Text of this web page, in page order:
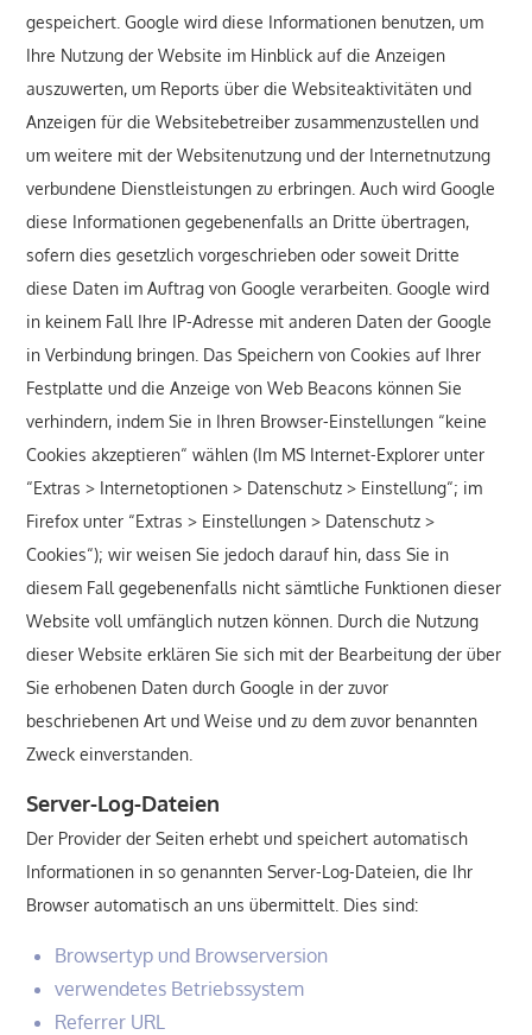
gespeichert. Google wird diese Informationen benutzen, um
Ihre Nutzung der Website im Hinblick auf die Anzeigen
auszuwerten, um Reports über die Websiteaktivitäten und
Anzeigen für die Websitebetreiber zusammenzustellen und
um weitere mit der Websitenutzung und der Internetnutzung
verbundene Dienstleistungen zu erbringen. Auch wird Google
diese Informationen gegebenenfalls an Dritte übertragen,
sofern dies gesetzlich vorgeschrieben oder soweit Dritte
diese Daten im Auftrag von Google verarbeiten. Google wird
in keinem Fall Ihre IP-Adresse mit anderen Daten der Google
in Verbindung bringen. Das Speichern von Cookies auf Ihrer
Festplatte und die Anzeige von Web Beacons können Sie
verhindern, indem Sie in Ihren Browser-Einstellungen “keine
Cookies akzeptieren“ wählen (Im MS Internet-Explorer unter
“Extras > Internetoptionen > Datenschutz > Einstellung“; im
Firefox unter “Extras > Einstellungen > Datenschutz >
Cookies“); wir weisen Sie jedoch darauf hin, dass Sie in
diesem Fall gegebenenfalls nicht sämtliche Funktionen dieser
Website voll umfänglich nutzen können. Durch die Nutzung
dieser Website erklären Sie sich mit der Bearbeitung der über
Sie erhobenen Daten durch Google in der zuvor
beschriebenen Art und Weise und zu dem zuvor benannten
Zweck einverstanden.
Server-Log-Dateien
Der Provider der Seiten erhebt und speichert automatisch
Informationen in so genannten Server-Log-Dateien, die Ihr
Browser automatisch an uns übermittelt. Dies sind:
Browsertyp und Browserversion
verwendetes Betriebssystem
Referrer URL